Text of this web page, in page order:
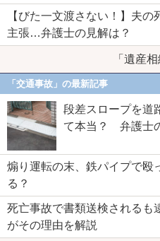
【びた一文渡さない！】夫
主張…弁護士の見解は？
「遺産
「交通事故」の最新記事
段差スロープを道
て本当？ 弁護士
煽り運転の末、鉄パイプで
る？
死亡事故で書類送検される
がその理由を解説